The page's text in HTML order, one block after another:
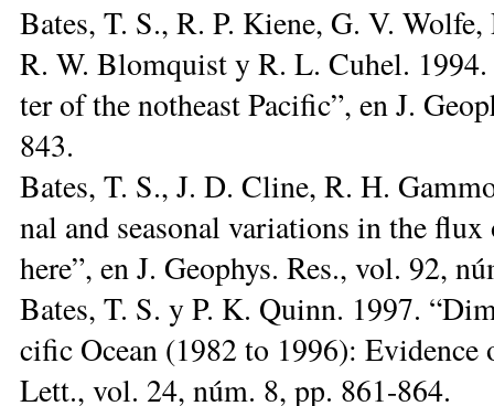
Ba­tes, T. S., R. P. Kie­ne, G. V.
R. W. Blom­quist y R. L. Cu­hel.
ter of the not­heast Pa­ci­fic”, en J.
843.
Ba­tes, T. S., J. D. Cli­ne, R. H.
nal and sea­so­nal va­ria­tions in the
he­re”, en J. Geophys. Res., vol. 92,
Ba­tes, T. S. y P. K. Quinn. 1997.
ci­fic Ocean (1982 to 1996): Evi­den­ce
Lett., vol. 24, núm. 8, pp. 861-864.